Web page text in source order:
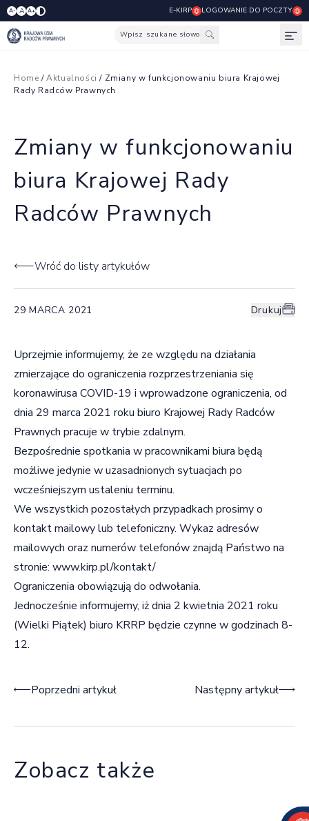
A- A A+ E-KIRP LOGOWANIE DO POCZTY
Wpisz szukane słowo
Home /Aktualności / Zmiany w funkcjonowaniu biura Krajowej
Rady Radców Prawnych
Zmiany w funkcjonowaniu
biura Krajowej Rady
Radców Prawnych
Wróć do listy artykułów
29 MARCA 2021 Drukuj
Uprzejmie informujemy, że ze względu na działania
zmierzające do ograniczenia rozprzestrzeniania się
koronawirusa COVID-19 i wprowadzone ograniczenia, od
dnia 29 marca 2021 roku biuro Krajowej Rady Radców
Prawnych pracuje w trybie zdalnym.
Bezpośrednie spotkania w pracownikami biura będą
możliwe jedynie w uzasadnionych sytuacjach po
wcześniejszym ustaleniu terminu.
We wszystkich pozostałych przypadkach prosimy o
kontakt mailowy lub telefoniczny. Wykaz adresów
mailowych oraz numerów telefonów znajdą Państwo na
stronie: www.kirp.pl/kontakt/
Ograniczenia obowiązują do odwołania.
Jednocześnie informujemy, iż dnia 2 kwietnia 2021 roku
(Wielki Piątek) biuro KRRP będzie czynne w godzinach 8-
12.
Nawigacja wpisu
Poprzedni artykuł Następny artykuł
Zobacz także